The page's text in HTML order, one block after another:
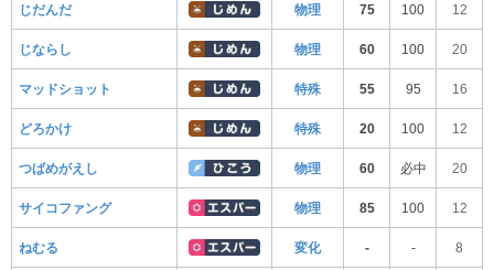
じだんだ 物理 75 100 12
じならし 物理 60 100 20
マッドショット 特殊 55 95 16
どろかけ 特殊 20 100 12
つばめがえし 物理 60 必中 20
サイコファング 物理 85 100 12
ねむる 変化 - - 8